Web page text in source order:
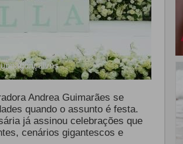
Andrea Guimarães se
quando o assunto é festa.
já assinou celebrações que
cenários gigantescos e